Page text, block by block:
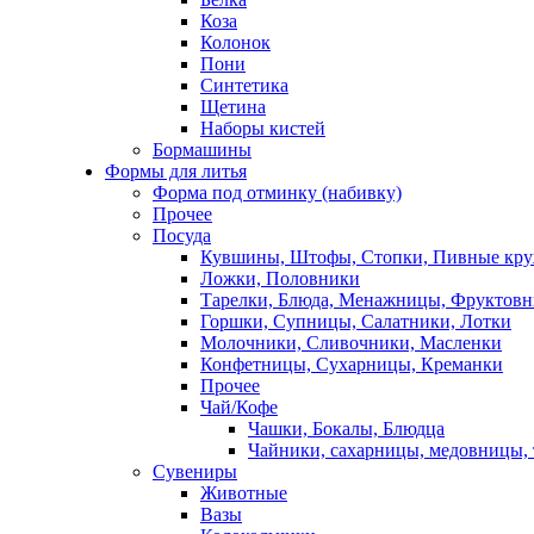
Коза
Колонок
Пони
Синтетика
Щетина
Наборы кистей
Бормашины
Формы для литья
Форма под отминку (набивку)
Прочее
Посуда
Кувшины, Штофы, Стопки, Пивные
Ложки, Половники
Тарелки, Блюда, Менажницы,
Горшки, Супницы, Салатники, Лотки
Молочники, Сливочники, Масленки
Конфетницы, Сухарницы, Креманки
Прочее
Чай/Кофе
Чашки, Бокалы, Блюдца
Чайники, сахарницы, медовницы,
Сувениры
Животные
Вазы